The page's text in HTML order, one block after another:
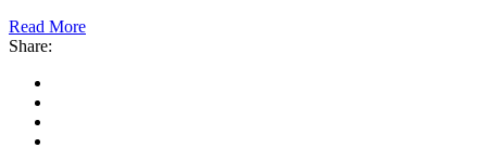
Read More
Share: